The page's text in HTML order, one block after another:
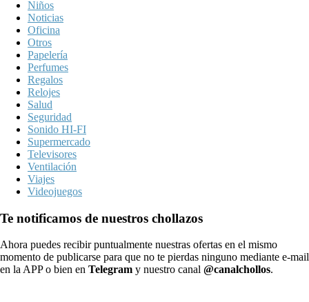
Niños
Noticias
Oficina
Otros
Papelería
Perfumes
Regalos
Relojes
Salud
Seguridad
Sonido HI-FI
Supermercado
Televisores
Ventilación
Viajes
Videojuegos
Te notificamos de nuestros chollazos
Ahora puedes recibir puntualmente nuestras ofertas en el mismo
momento de publicarse para que no te pierdas ninguno mediante e-mail
en la APP o bien en Telegram y nuestro canal @canalchollos.